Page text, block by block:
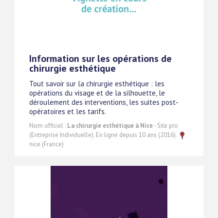
Information sur les opérations de
chirurgie esthétique
Tout savoir sur la chirurgie esthétique : les
opérations du visage et de la silhouette, le
déroulement des interventions, les suites post-
opératoires et les tarifs.
Nom officiel : La chirurgie esthétique à Nice- Site pro
(Entreprise Individuelle). En ligne depuis 10 ans (2016).
nice (France)